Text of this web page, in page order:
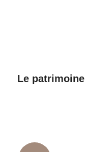
Le